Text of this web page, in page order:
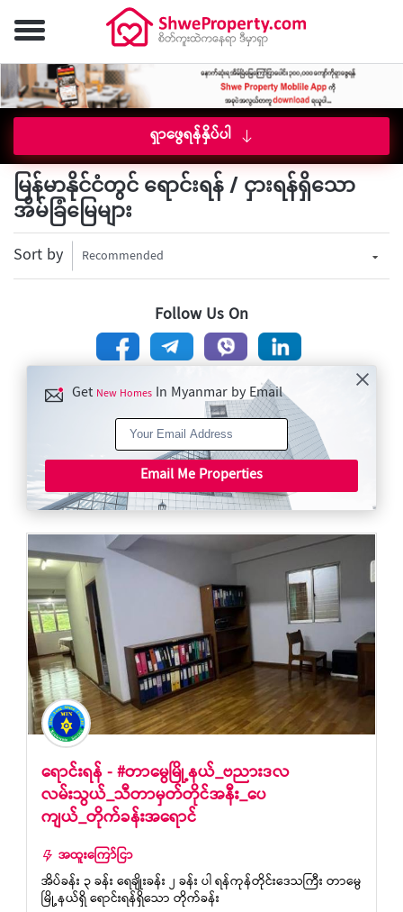
ရှာဖွေရန်နှိပ်ပါ
မြန်မာနိုင်ငံတွင် ရောင်းရန် / ငှားရန်ရှိသော
အိမ်ခြံမြေများ
Sort by Recommended
Follow Us On
Get New Homes In Myanmar by Email
Email Me Properties
ရောင်းရန် - #တာမွေမြို့နယ်_ဗညားဒလ
လမ်းသွယ်_သီတာမှတ်တိုင်အနီး_ပေ
ကျယ်_တိုက်ခန်းအရောင်
အထူးကြော်ငြာ
အိပ်ခန်း ၃ ခန်း ရေချိုးခန်း ၂ ခန်း ပါ ရန်ကုန်တိုင်းဒေသကြီး တာမွေ
မြို့နယ်ရှိ ရောင်းရန်ရှိသော တိုက်ခန်း